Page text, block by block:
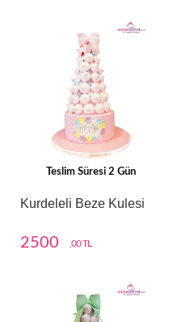
Teslim Süresi 2 Gün
Kurdeleli Beze Kulesi
2500 ,00 TL